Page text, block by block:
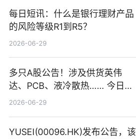
每日短讯：什么是银行理财产品
的风险等级R1到R5？
2026-06-29
多只A股公告！涉及供货英伟
达、PCB、液冷散热…… 今日快
讯
2026-06-29
YUSEI(00096.HK)发布公告，该